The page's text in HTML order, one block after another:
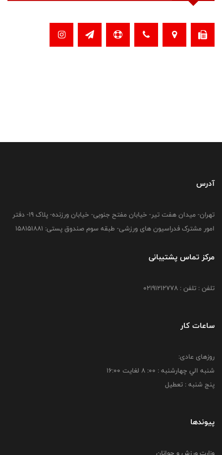
آدرس
تهران- میدان هفت تیر- خیابان مفتح جنوبی- خیابان ورزنده- پلاک 19- دفتر
امور مشترک فدراسیون های ورزشی- طبقه سوم صندوق پستی: 158151881
مرکز تماس پشتیبانی
تلفن : تلفن : 02191212778
ساعات کار
روزهای عادی:
شنبه الي چهارشنبه : 00: 8 لغايت 16:00
پنج شنبه : تعطیل
پیوندها